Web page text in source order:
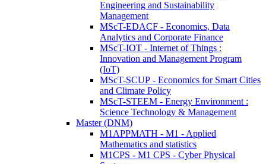
Engineering and Sustainability
Management
MScT-EDACF - Economics, Data
Analytics and Corporate Finance
MScT-IOT - Internet of Things :
Innovation and Management Program
(IoT)
MScT-SCUP - Economics for Smart Cities
and Climate Policy
MScT-STEEM - Energy Environment :
Science Technology & Management
Master (DNM)
M1APPMATH - M1 - Applied
Mathematics and statistics
M1CPS - M1 CPS - Cyber Physical